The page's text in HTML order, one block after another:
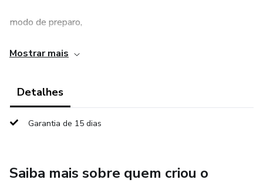
modo de preparo,
como usar corretamente,
o que evitar,
Tudo explicado de forma prática e fácil de seguir.
Mostrar mais
Detalhes
Garantia de 15 dias
Saiba mais sobre quem criou o